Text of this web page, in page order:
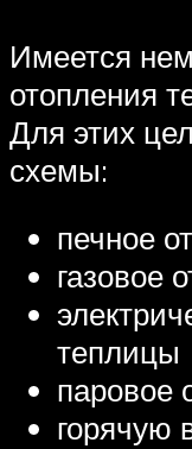
Имеется
отопления
Для этих
схемы:
печное
газовое
теплицы
паровое
горячую